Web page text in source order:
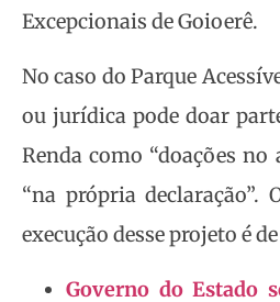
Excepcionais de Goioerê.
No caso do Parque
ou jurídica pode doar
Renda como “doações no
“na própria
execução desse projeto é
Governo do Estado